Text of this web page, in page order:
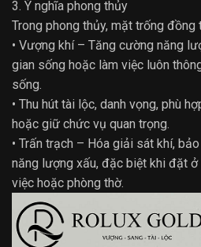
3. Ý nghĩa phong thủy
Trong phong thủy, mặt trống đồng
• Vượng khí – Tăng cường năng
gian sống hoặc làm việc luôn
sống.
• Thu hút tài lộc, danh vọng, phù
hoặc giữ chức vụ quan trọng.
• Trấn trạch – Hóa giải sát khí,
năng lượng xấu, đặc biệt khi đặt ở
việc hoặc phòng thờ.